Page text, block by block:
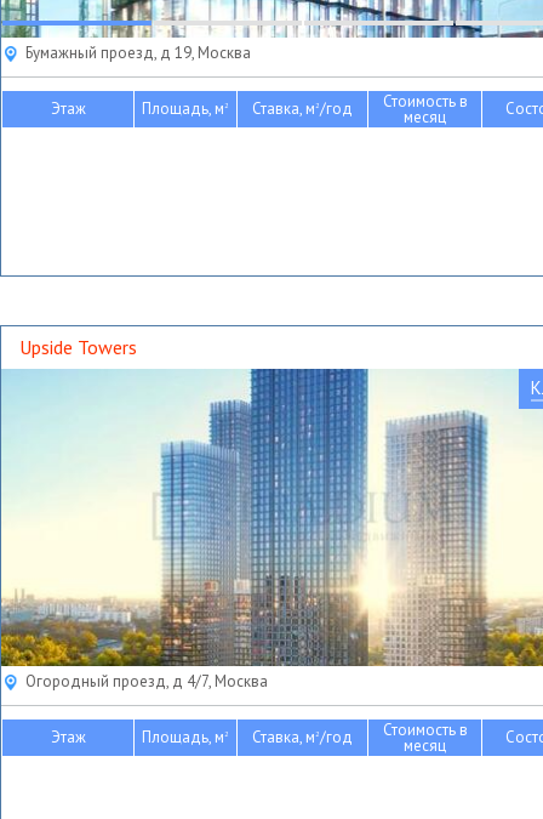
Бумажный проезд, д 19, Москва
Этаж Площадь, м2 Ставка, м2/год Стоимость в
месяц
Upside Towers
Огородный проезд, д 4/7, Москва
Этаж Площадь, м2 Ставка, м2/год Стоимость в
месяц